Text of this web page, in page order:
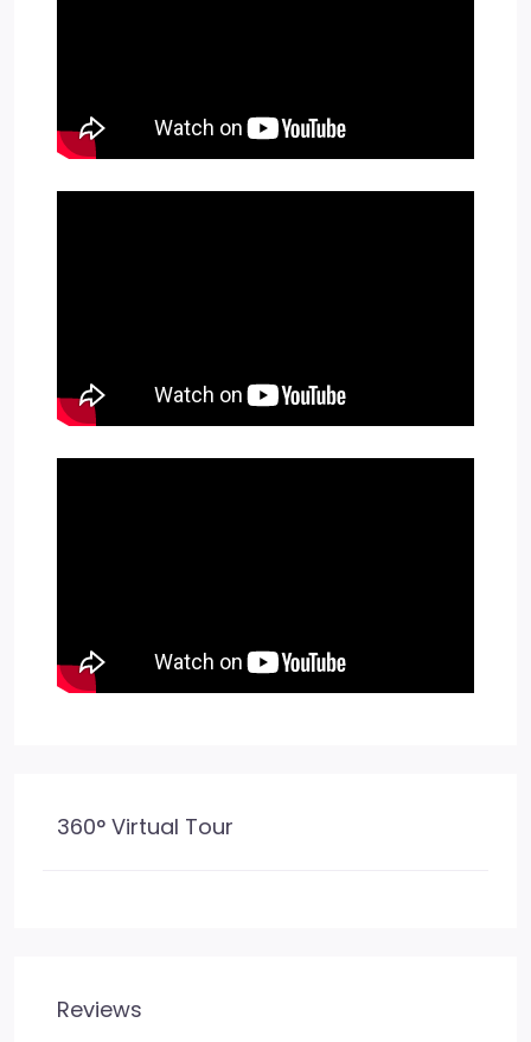
360° Virtual Tour
Reviews